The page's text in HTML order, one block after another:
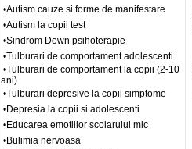
•Autism cauze si forme de manifestare
•Autism la copii test
•Sindrom Down psihoterapie
•Tulburari de comportament adolescenti
•Tulburari de comportament la copii (2-10
ani)
•Tulburari depresive la copii simptome
•Depresia la copii si adolescenti
•Educarea emotiilor scolarului mic
•Bulimia nervoasa